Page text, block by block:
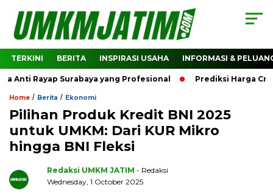
TERKINI BERITA INSPIRASI USAHA INFORMASI &
Rayap Surabaya yang Profesional Prediksi Harga Crypto
Home / Berita / Ekonomi
Pilihan Produk Kredit BNI 2025
untuk UMKM: Dari KUR Mikro
hingga BNI Fleksi
Redaksi UMKM JATIM - Redaksi
Wednesday, 1 October 2025